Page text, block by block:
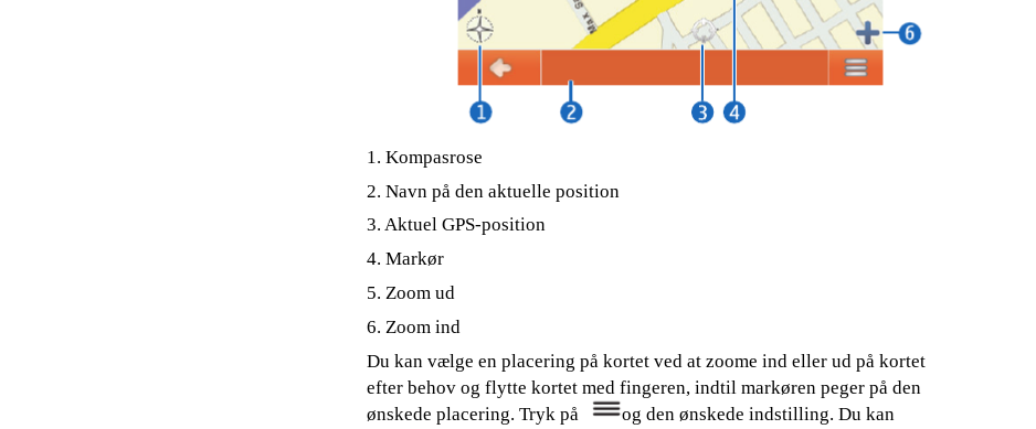
1. Kompasrose
2. Navn på den aktuelle position
3. Aktuel GPS-position
4. Markør
5. Zoom ud
6. Zoom ind
Du kan vælge en placering på kortet ved at zoome ind eller ud på kortet
efter behov og flytte kortet med fingeren, indtil markøren peger på den
ønskede placering. Tryk på
og den ønskede indstilling. Du kan